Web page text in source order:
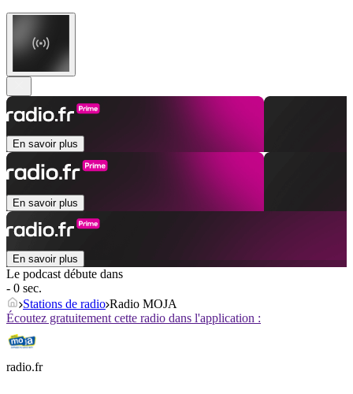
En savoir plus
En savoir plus
En savoir plus
Le podcast débute dans
- 0 sec.
Stations de radio Radio MOJA
Écoutez gratuitement cette radio dans l'application :
radio.fr